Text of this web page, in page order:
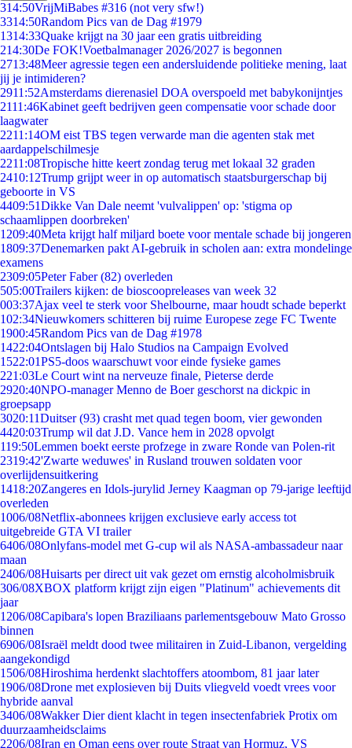
314:50VrijMiBabes #316 (not very sfw!)
3314:50Random Pics van de Dag #1979
1314:33Quake krijgt na 30 jaar een gratis uitbreiding
214:30De FOK!Voetbalmanager 2026/2027 is begonnen
2713:48Meer agressie tegen een andersluidende politieke mening, laat
jij je intimideren?
2911:52Amsterdams dierenasiel DOA overspoeld met babykonijntjes
2111:46Kabinet geeft bedrijven geen compensatie voor schade door
laagwater
2211:14OM eist TBS tegen verwarde man die agenten stak met
aardappelschilmesje
2211:08Tropische hitte keert zondag terug met lokaal 32 graden
2410:12Trump grijpt weer in op automatisch staatsburgerschap bij
geboorte in VS
4409:51Dikke Van Dale neemt 'vulvalippen' op: 'stigma op
schaamlippen doorbreken'
1209:40Meta krijgt half miljard boete voor mentale schade bij jongeren
1809:37Denemarken pakt AI-gebruik in scholen aan: extra mondelinge
examens
2309:05Peter Faber (82) overleden
505:00Trailers kijken: de bioscoopreleases van week 32
003:37Ajax veel te sterk voor Shelbourne, maar houdt schade beperkt
102:34Nieuwkomers schitteren bij ruime Europese zege FC Twente
1900:45Random Pics van de Dag #1978
1422:04Ontslagen bij Halo Studios na Campaign Evolved
1522:01PS5-doos waarschuwt voor einde fysieke games
221:03Le Court wint na nerveuze finale, Pieterse derde
2920:40NPO-manager Menno de Boer geschorst na dickpic in
groepsapp
3020:11Duitser (93) crasht met quad tegen boom, vier gewonden
4420:03Trump wil dat J.D. Vance hem in 2028 opvolgt
119:50Lemmen boekt eerste profzege in zware Ronde van Polen-rit
2319:42'Zwarte weduwes' in Rusland trouwen soldaten voor
overlijdensuitkering
1418:20Zangeres en Idols-jurylid Jerney Kaagman op 79-jarige leeftijd
overleden
1006/08Netflix-abonnees krijgen exclusieve early access tot
uitgebreide GTA VI trailer
6406/08Onlyfans-model met G-cup wil als NASA-ambassadeur naar
maan
2406/08Huisarts per direct uit vak gezet om ernstig alcoholmisbruik
306/08XBOX platform krijgt zijn eigen "Platinum" achievements dit
jaar
1206/08Capibara's lopen Braziliaans parlementsgebouw Mato Grosso
binnen
6906/08Israël meldt dood twee militairen in Zuid-Libanon, vergelding
aangekondigd
1506/08Hiroshima herdenkt slachtoffers atoombom, 81 jaar later
1906/08Drone met explosieven bij Duits vliegveld voedt vrees voor
hybride aanval
3406/08Wakker Dier dient klacht in tegen insectenfabriek Protix om
duurzaamheidsclaims
2206/08Iran en Oman eens over route Straat van Hormuz, VS